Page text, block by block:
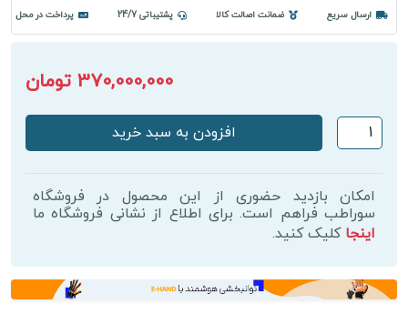
ارسال سریع ضمانت اصالت کالا پشتیباتی 24/7 پرداخت در محل
370,000,000 تومان
ویلچر
سی
CP
عدد
افزودن به سبد خرید
امکان بازدید حضوری از این محصول در فروشگاه
سوراطب فراهم است. برای اطلاع از نشانی فروشگاه ما
اینجا کلیک کنید.